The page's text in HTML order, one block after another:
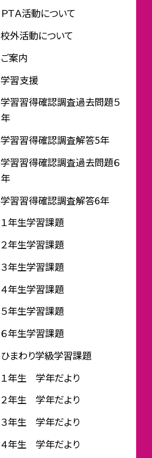
ＰＴＡ活動について
校外活動について
ご案内
学習支援
学習習得確認調査過去問題５
年
学習習得確認調査解答5年
学習習得確認調査過去問題６
年
学習習得確認調査解答6年
１年生学習課題
２年生学習課題
３年生学習課題
４年生学習課題
５年生学習課題
６年生学習課題
ひまわり学級学習課題
１年生 学年だより
２年生 学年だより
３年生 学年だより
４年生 学年だより